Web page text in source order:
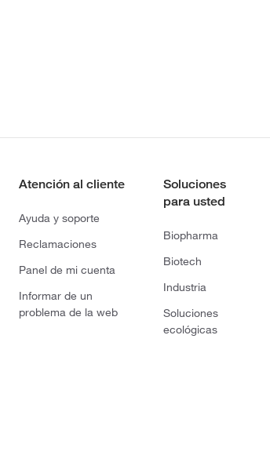
Atención al cliente
Ayuda y soporte
Reclamaciones
Panel de mi cuenta
Informar de un
problema de la web
Soluciones
para usted
Biopharma
Biotech
Industria
Soluciones
ecológicas